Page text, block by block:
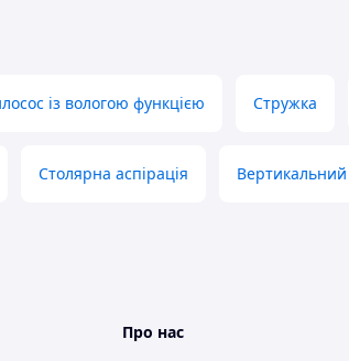
із вологою функцією Стружка
Столярна аспірація
Про нас